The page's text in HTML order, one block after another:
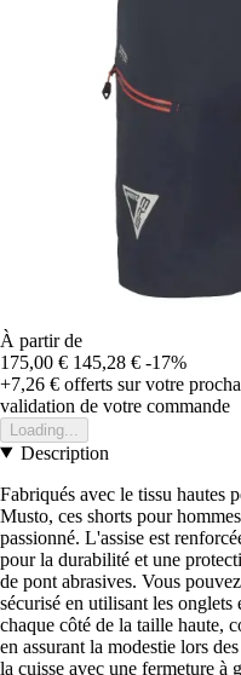
À partir de
175,00 € 145,28 € -17%
+7,26 € offerts sur votre
validation de votre commande
Loading...
Description
Fabriqués avec le tissu hautes
Musto, ces shorts pour
passionné. L'assise est
pour la durabilité et une
de pont abrasives. Vous
sécurisé en utilisant les onglets
chaque côté de la taille haute,
en assurant la modestie lors
la cuisse avec une fermeture